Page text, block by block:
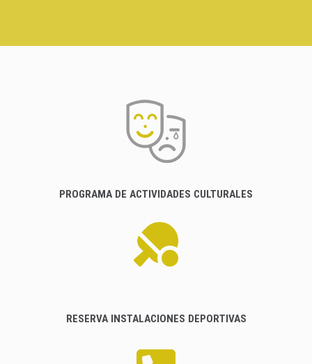
PROGRAMA DE ACTIVIDADES CULTURALES
RESERVA INSTALACIONES DEPORTIVAS